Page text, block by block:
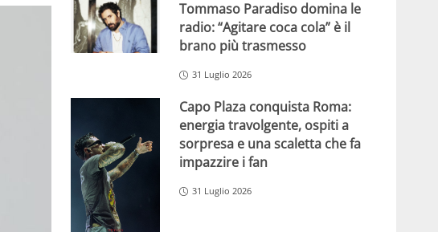
Tommaso Paradiso domina le
radio: “Agitare coca cola” è il
brano più trasmesso
31 Luglio 2026
Capo Plaza conquista Roma:
energia travolgente, ospiti a
sorpresa e una scaletta che fa
impazzire i fan
31 Luglio 2026